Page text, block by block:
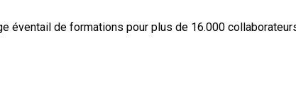
éventail de formations pour plus de 16.000